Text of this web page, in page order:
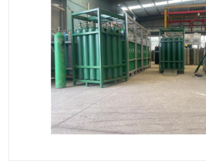
高纯氮气